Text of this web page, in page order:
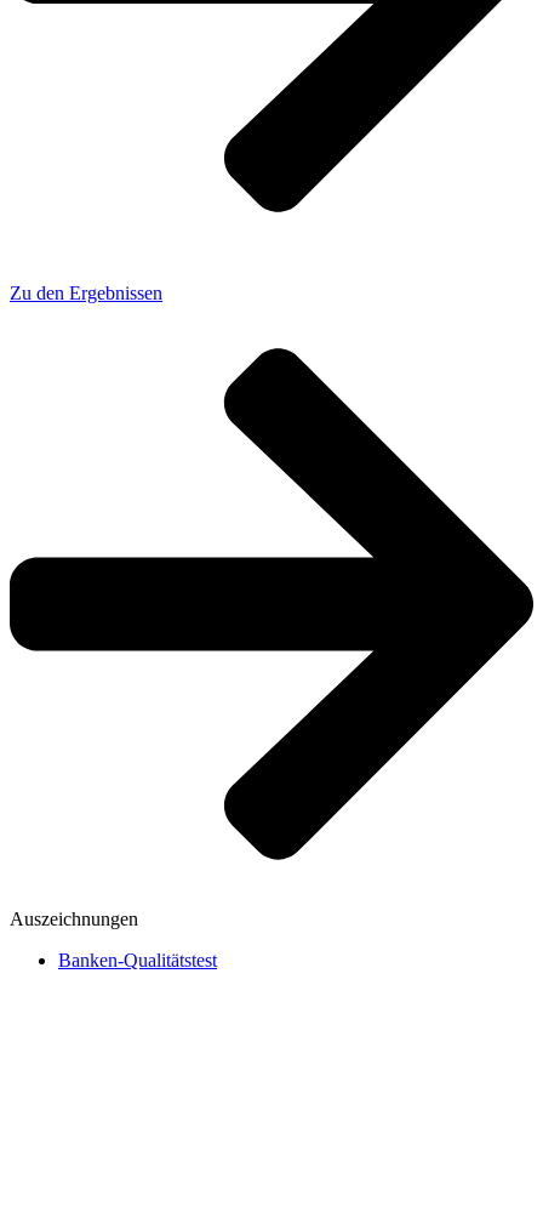
Zu den Ergebnissen
Auszeichnungen
Banken-Qualitätstest